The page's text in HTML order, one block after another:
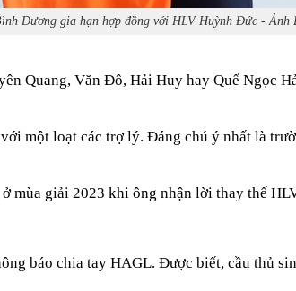
Dương gia hạn hợp đồng với HLV Huỳnh Đức - Ảnh
Quang, Văn Đô, Hải Huy hay Quế Ngọc
một loạt các trợ lý. Đáng chú ý nhất là
giải 2023 khi ông nhận lời thay thế
báo chia tay HAGL. Được biết, cầu thủ